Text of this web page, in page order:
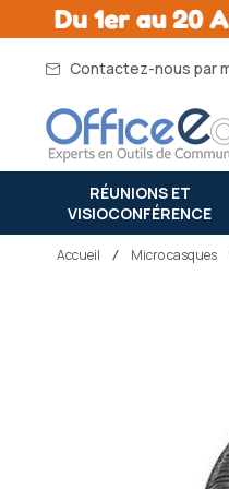
Contactez-nous par
RÉUNIONS ET
VISIOCONFÉRENCE
Accueil micro casques